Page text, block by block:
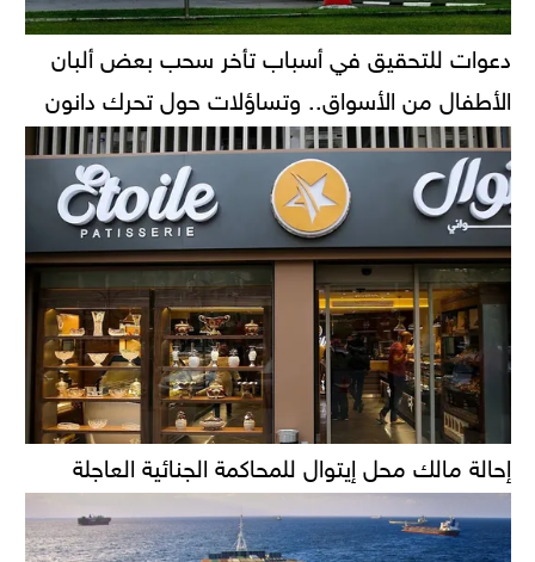
دعوات للتحقيق في أسباب تأخر سحب بعض ألبان
الأطفال من الأسواق.. وتساؤلات حول تحرك دانون
إحالة مالك محل إيتوال للمحاكمة الجنائية العاجلة